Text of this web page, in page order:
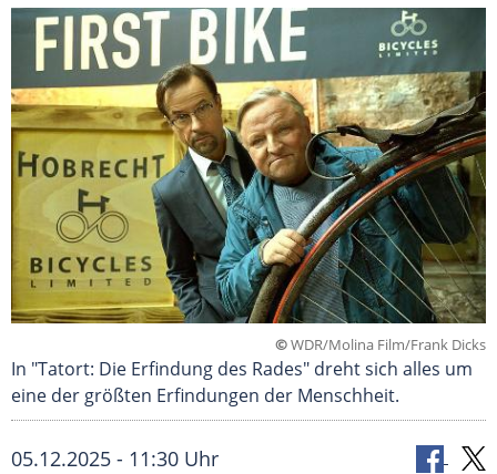
©WDR/Molina Film/Frank Dicks
In "Tatort: Die Erfindung des Rades" dreht sich alles um
eine der größten Erfindungen der Menschheit.
05.12.2025 - 11:30 Uhr